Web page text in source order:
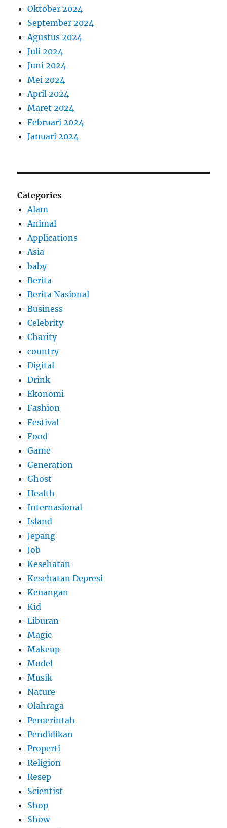
Oktober 2024
September 2024
Agustus 2024
Juli 2024
Juni 2024
Mei 2024
April 2024
Maret 2024
Februari 2024
Januari 2024
Categories
Alam
Animal
Applications
Asia
baby
Berita
Berita Nasional
Business
Celebrity
Charity
country
Digital
Drink
Ekonomi
Fashion
Festival
Food
Game
Generation
Ghost
Health
Internasional
Island
Jepang
Job
Kesehatan
Kesehatan Depresi
Keuangan
Kid
Liburan
Magic
Makeup
Model
Musik
Nature
Olahraga
Pemerintah
Pendidikan
Properti
Religion
Resep
Scientist
Shop
Show